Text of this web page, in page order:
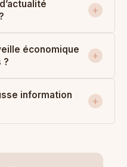
économique
?
information